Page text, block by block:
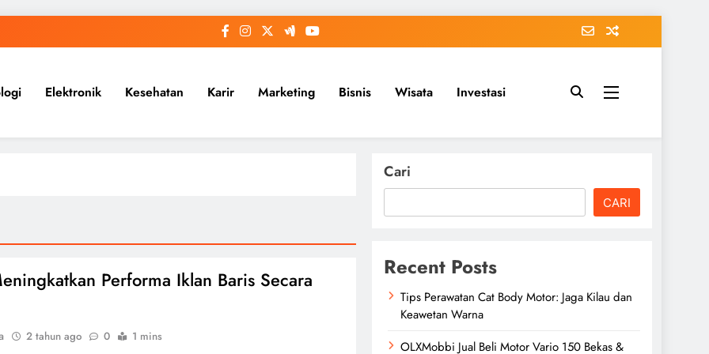
Elektronik Kesehatan Karir Marketing Bisnis Wisata Investasi
Performa Iklan Baris Secara
2 tahun ago 0 1 mins
Cari
CARI
Recent Posts
Tips Perawatan Cat Body Motor: Jaga Kilau dan
Keawetan Warna
OLXMobbi Jual Beli Motor Vario 150 Bekas &